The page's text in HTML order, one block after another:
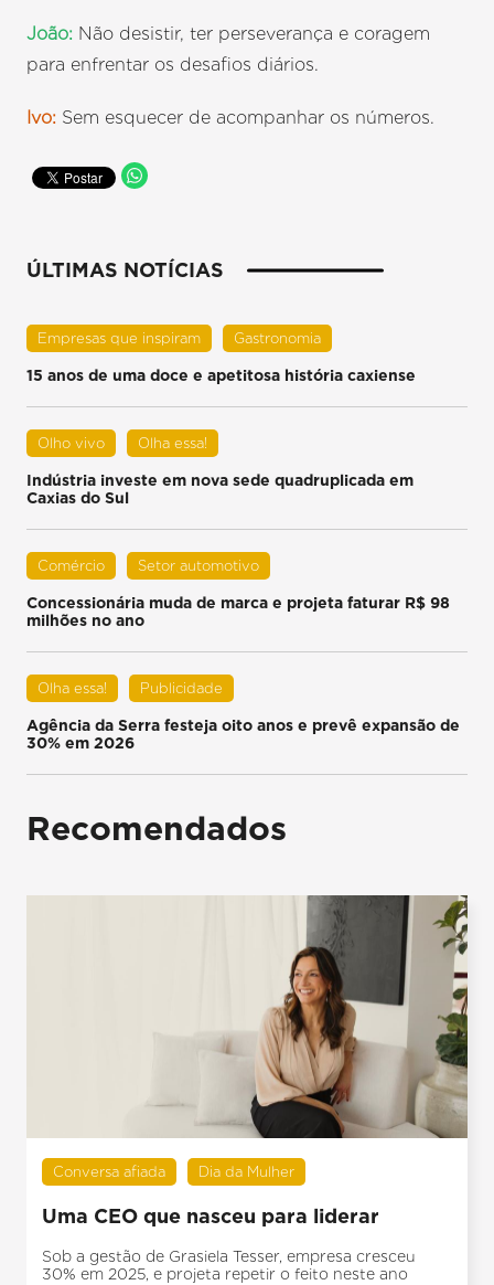
João: Não desistir, ter perseverança e coragem
para enfrentar os desafios diários.
Ivo: Sem esquecer de acompanhar os números.
ÚLTIMAS NOTÍCIAS
Empresas que inspiram Gastronomia
15 anos de uma doce e apetitosa história caxiense
Olho vivo Olha essa!
Indústria investe em nova sede quadruplicada em
Caxias do Sul
Comércio Setor automotivo
Concessionária muda de marca e projeta faturar R$ 98
milhões no ano
Olha essa! Publicidade
Agência da Serra festeja oito anos e prevê expansão de
30% em 2026
Recomendados
Conversa afiada Dia da Mulher
Uma CEO que nasceu para liderar
Sob a gestão de Grasiela Tesser, empresa cresceu
30% em 2025, e projeta repetir o feito neste ano